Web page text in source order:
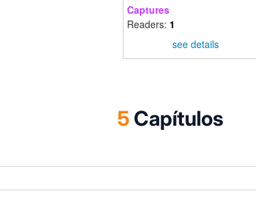
Captures
Readers: 1
see details
5 Capítulos